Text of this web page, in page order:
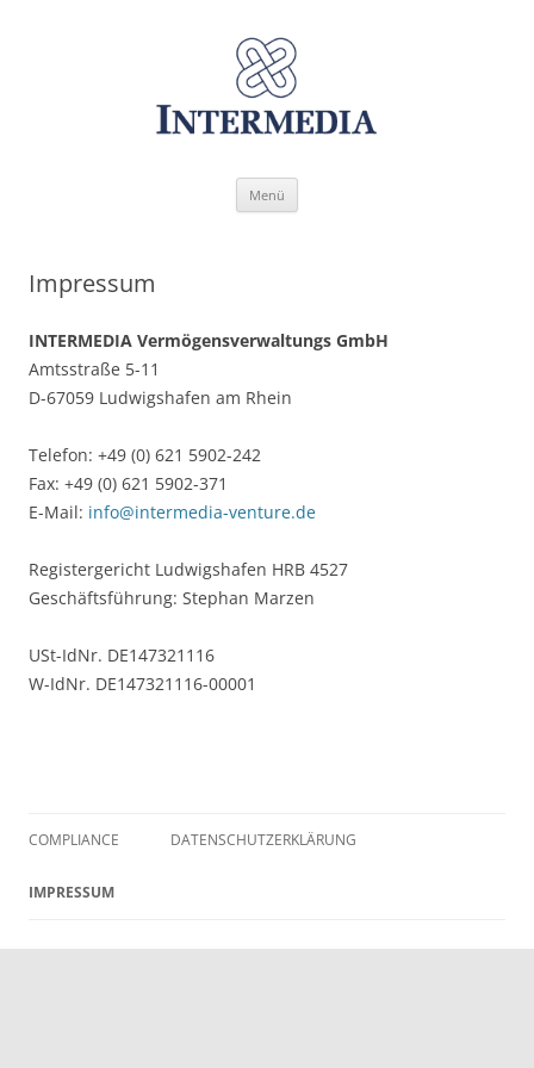
Menü
Impressum
INTERMEDIA Vermögensverwaltungs GmbH
Amtsstraße 5-11
D-67059 Ludwigshafen am Rhein
Telefon: +49 (0) 621 5902-242
Fax: +49 (0) 621 5902-371
E-Mail: info@intermedia-venture.de
Registergericht Ludwigshafen HRB 4527
Geschäftsführung: Stephan Marzen
USt-IdNr. DE147321116
W-IdNr. DE147321116-00001
COMPLIANCE DATENSCHUTZERKLÄRUNG
IMPRESSUM